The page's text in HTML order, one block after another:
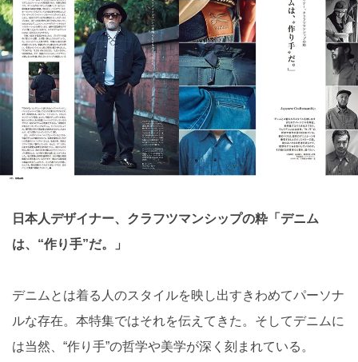
日本人デザイナー、クラフツマンシップの粋「デニム
は、“作り手”だ。」
デニムとは着る人のスタイルを映し出すきわめてパーソナ
ルな存在。本特集ではそれを伝えてきた。そしてデニムに
は当然、“作り手”の哲学や美学が深く刻まれている。